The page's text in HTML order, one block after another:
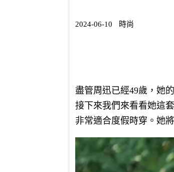
2024-06-10 時尚
盡管周迅已經49歲，她
接下來我們來看看她這
非常適合度假時穿。她